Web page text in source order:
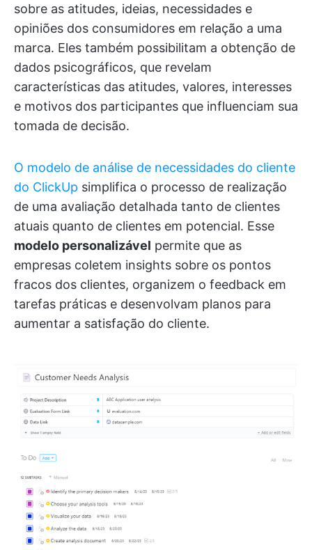
sobre as atitudes, ideias, necessidades e
opiniões dos consumidores em relação a uma
marca. Eles também possibilitam a obtenção de
dados psicográficos, que revelam
características das atitudes, valores, interesses
e motivos dos participantes que influenciam sua
tomada de decisão.
O modelo de análise de necessidades do cliente
do ClickUp simplifica o processo de realização
de uma avaliação detalhada tanto de clientes
atuais quanto de clientes em potencial. Esse
modelo personalizável permite que as
empresas coletem insights sobre os pontos
fracos dos clientes, organizem o feedback em
tarefas práticas e desenvolvam planos para
aumentar a satisfação do cliente.